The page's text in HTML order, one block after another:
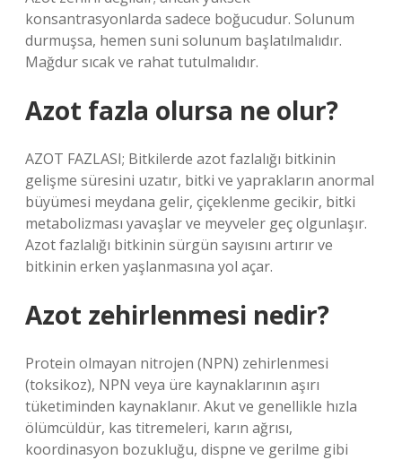
konsantrasyonlarda sadece boğucudur. Solunum
durmuşsa, hemen suni solunum başlatılmalıdır.
Mağdur sıcak ve rahat tutulmalıdır.
Azot fazla olursa ne olur?
AZOT FAZLASI; Bitkilerde azot fazlalığı bitkinin
gelişme süresini uzatır, bitki ve yaprakların anormal
büyümesi meydana gelir, çiçeklenme gecikir, bitki
metabolizması yavaşlar ve meyveler geç olgunlaşır.
Azot fazlalığı bitkinin sürgün sayısını artırır ve
bitkinin erken yaşlanmasına yol açar.
Azot zehirlenmesi nedir?
Protein olmayan nitrojen (NPN) zehirlenmesi
(toksikoz), NPN veya üre kaynaklarının aşırı
tüketiminden kaynaklanır. Akut ve genellikle hızla
ölümcüldür, kas titremeleri, karın ağrısı,
koordinasyon bozukluğu, dispne ve gerilme gibi